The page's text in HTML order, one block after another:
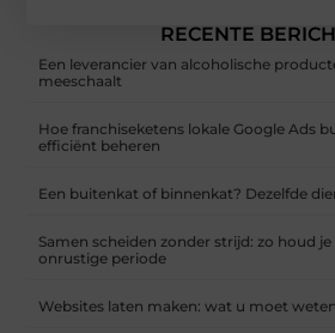
RECENTE
Een leverancier van alcoholische
meeschaalt
Hoe franchiseketens lokale Google Ads
efficiënt beheren
Een buitenkat of binnenkat? Dezelfde
Samen scheiden zonder strijd: zo houd
onrustige periode
Websites laten maken: wat u moet